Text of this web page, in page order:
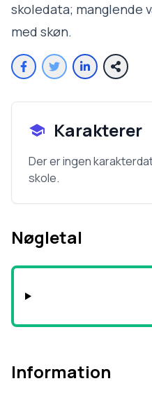
skoledata; manglende
med skøn.
Karakterer
Der er ingen
skole.
Nøgletal
Information